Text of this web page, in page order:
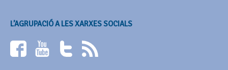
L’AGRUPACIÓ A LES XARXES SOCIALS